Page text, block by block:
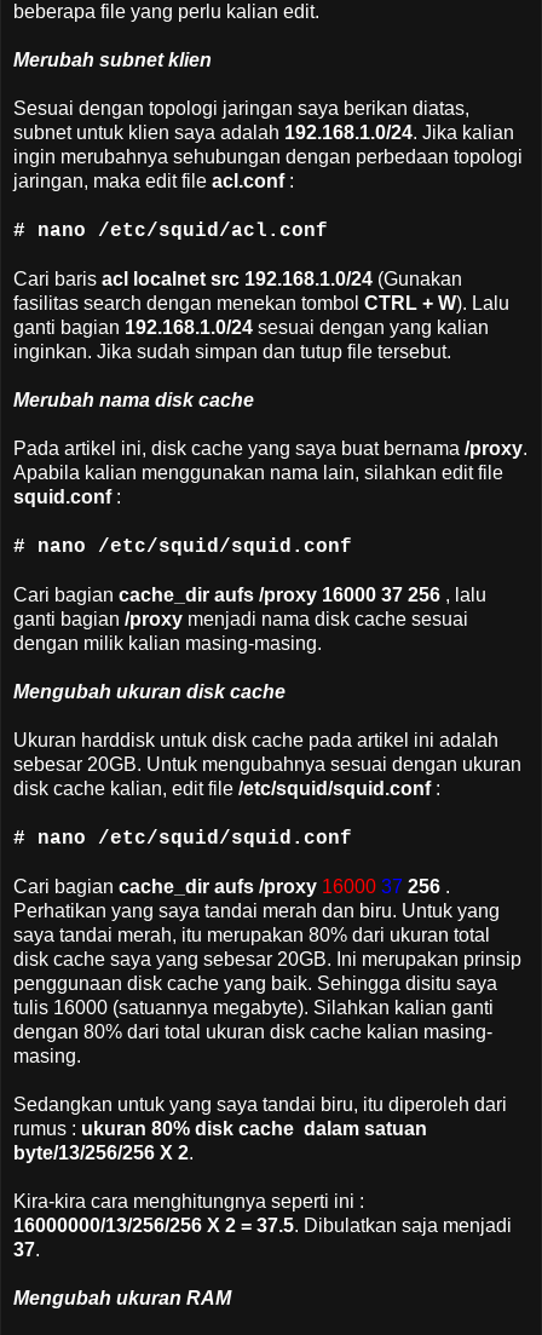
beberapa file yang perlu kalian edit.
Merubah subnet klien
Sesuai dengan topologi jaringan saya berikan diatas,
subnet untuk klien saya adalah 192.168.1.0/24. Jika kalian
ingin merubahnya sehubungan dengan perbedaan topologi
jaringan, maka edit file acl.conf :
# nano /etc/squid/acl.conf
Cari baris acl localnet src 192.168.1.0/24 (Gunakan
fasilitas search dengan menekan tombol CTRL + W). Lalu
ganti bagian 192.168.1.0/24 sesuai dengan yang kalian
inginkan. Jika sudah simpan dan tutup file tersebut.
Merubah nama disk cache
Pada artikel ini, disk cache yang saya buat bernama /proxy.
Apabila kalian menggunakan nama lain, silahkan edit file
squid.conf :
# nano /etc/squid/squid.conf
Cari bagian cache_dir aufs /proxy 16000 37 256 , lalu
ganti bagian /proxy menjadi nama disk cache sesuai
dengan milik kalian masing-masing.
Mengubah ukuran disk cache
Ukuran harddisk untuk disk cache pada artikel ini adalah
sebesar 20GB. Untuk mengubahnya sesuai dengan ukuran
disk cache kalian, edit file /etc/squid/squid.conf:
# nano /etc/squid/squid.conf
Cari bagian cache_dir aufs /proxy 16000 37 256 .
Perhatikan yang saya tandai merah dan biru. Untuk yang
saya tandai merah, itu merupakan 80% dari ukuran total
disk cache saya yang sebesar 20GB. Ini merupakan prinsip
penggunaan disk cache yang baik. Sehingga disitu saya
tulis 16000 (satuannya megabyte). Silahkan kalian ganti
dengan 80% dari total ukuran disk cache kalian masing-
masing.
Sedangkan untuk yang saya tandai biru, itu diperoleh dari
rumus : ukuran 80% disk cache dalam satuan
byte/13/256/256 X 2.
Kira-kira cara menghitungnya seperti ini :
16000000/13/256/256 X 2 = 37.5. Dibulatkan saja menjadi
37.
Mengubah ukuran RAM